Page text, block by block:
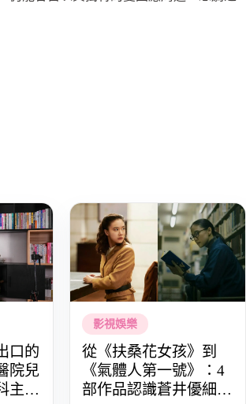
口的
院兒
主治
影視娛樂
從《扶桑花女孩》到
《氣體人第一號》：4
部作品認識蒼井優細膩